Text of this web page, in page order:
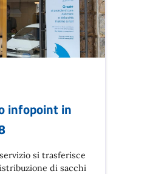
infopoint in
si trasferisce
di sacchi